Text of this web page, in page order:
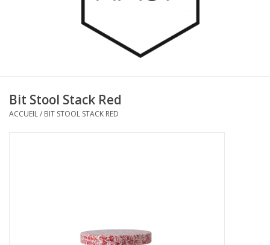
Bit Stool Stack Red
ACCUEIL/ BIT STOOL STACK RED